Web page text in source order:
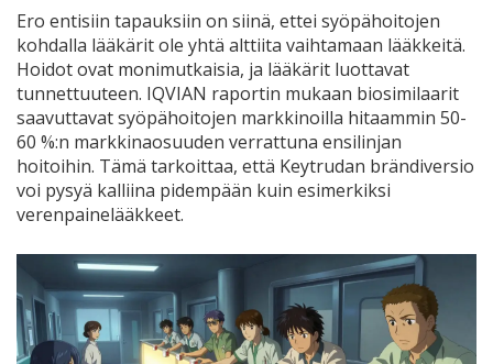
Ero entisiin tapauksiin on siinä, ettei syöpähoitojen
kohdalla lääkärit ole yhtä alttiita vaihtamaan lääkkeitä.
Hoidot ovat monimutkaisia, ja lääkärit luottavat
tunnettuuteen. IQVIAN raportin mukaan biosimilaarit
saavuttavat syöpähoitojen markkinoilla hitaammin 50-
60 %:n markkinaosuuden verrattuna ensilinjan
hoitoihin. Tämä tarkoittaa, että Keytrudan brändiversio
voi pysyä kalliina pidempään kuin esimerkiksi
verenpainelääkkeet.